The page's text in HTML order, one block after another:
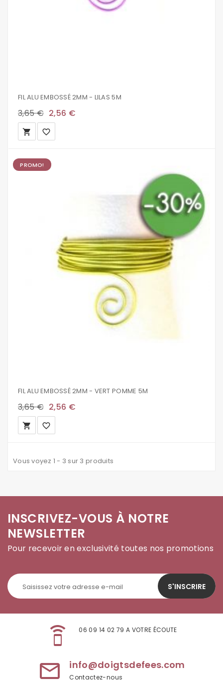
FIL ALU EMBOSSÉ 2MM - LILAS 5M
3,65 € 2,56 €
local_grocery_store favorite_border
PROMO!
FIL ALU EMBOSSÉ 2MM - VERT POMME 5M
3,65 € 2,56 €
local_grocery_store favorite_border
Vous voyez 1 - 3 sur 3 produits
INSCRIVEZ-VOUS À NOTRE
NEWSLETTER
Pour recevoir en exclusivité toutes nos promotions
S'INSCRIRE
speaker_phone 06 09 14 02 79 A VOTRE ÉCOUTE
mail_outline info@doigtsdefees.com
Contactez-nous